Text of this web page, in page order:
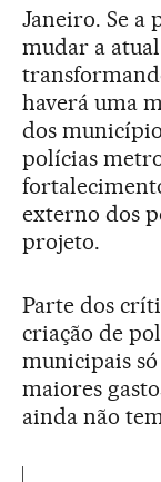
Janeiro. Se a
mudar a
haverá uma
dos
polícias
externo dos
projeto.
Parte dos
criação de
municipais
maiores
ainda não